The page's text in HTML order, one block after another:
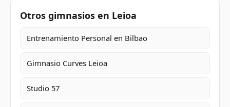
Otros gimnasios en Leioa
Entrenamiento Personal en Bilbao
Gimnasio Curves Leioa
Studio 57